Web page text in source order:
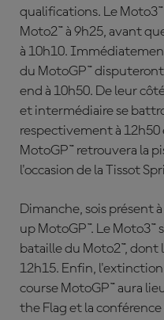
qualifications. Le
Moto2™ à 9h25, avant
à 10h10.
du MotoGP™
end à 10h50. De leur
et intermédiaire se
respectivement à 12h50
MotoGP™ retrouvera la
l'occasion de la Tissot
Dimanche, sois présent
up MotoGP™. Le Moto3™
bataille du Moto2™, dont
12h15. Enfin,
course MotoGP™ aura
the Flag et la